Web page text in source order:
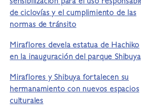
sensibilización para el uso
de ciclovías y el cumplimiento de las
normas de tránsito
Miraflores devela estatua de Hachiko
en la inauguración del parque Shibuya
Miraflores y Shibuya fortalecen su
hermanamiento con nuevos espacios
culturales